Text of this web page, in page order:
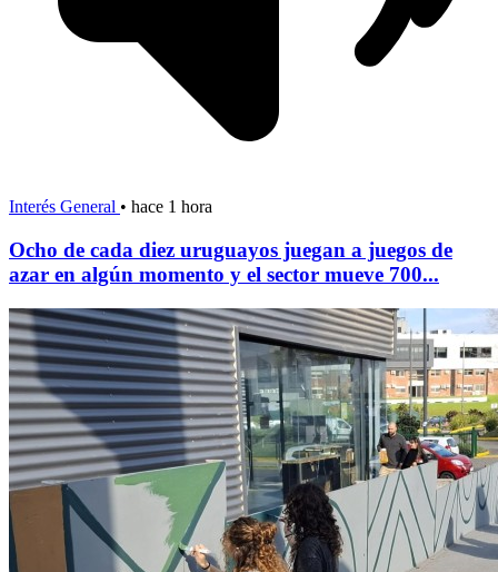
Interés General • hace 1 hora
Ocho de cada diez uruguayos juegan a juegos de
azar en algún momento y el sector mueve 700...